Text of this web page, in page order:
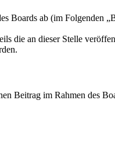
Boards ab (im Folgenden
die an dieser Stelle
Beitrag im Rahmen des